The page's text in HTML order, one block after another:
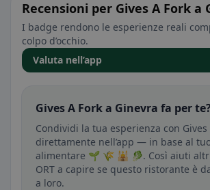
Recensioni per Gives A Fork a
I badge rendono le esperienze reali
colpo d’occhio.
Valuta nell’app
Gives A Fork a Ginevra fa per te?
Condividi la tua esperienza con Gives
direttamente nell’app — in base al
alimentare 🌱 🌾 🕌 🥬. Così aiuti
ORT a capire se questo ristorante è
a loro.